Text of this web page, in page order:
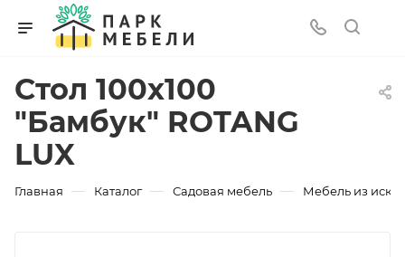
Стол 100х100
"Бамбук" ROTANG
LUX
Главная — Каталог — Садовая мебель — Мебель из